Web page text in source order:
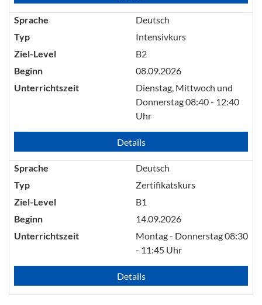
Sprache
Deutsch
Typ
Intensivkurs
Ziel-Level
B2
Beginn
08.09.2026
Unterrichtszeit
Dienstag, Mittwoch und
Donnerstag 08:40 - 12:40
Uhr
Details
Sprache
Deutsch
Typ
Zertifikatskurs
Ziel-Level
B1
Beginn
14.09.2026
Unterrichtszeit
Montag - Donnerstag 08:30
- 11:45 Uhr
Details